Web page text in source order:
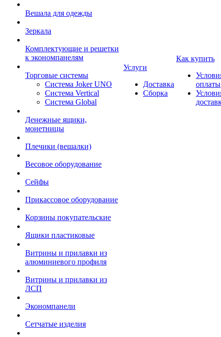
Вешала для одежды
Зеркала
Комплектующие и решетки
к экономпанелям
Торговые системы
Система Joker UNO
Система Vertical
Система Global
Денежные ящики,
монетницы
Плечики (вешалки)
Весовое оборудование
Сейфы
Прикассовое оборудование
Корзины покупательские
Ящики пластиковые
Витрины и прилавки из
алюминиевого профиля
Витрины и прилавки из
ЛСП
Экономпанели
Сетчатые изделия
Услуги
Доставка
Сборка
Как купить
оплаты